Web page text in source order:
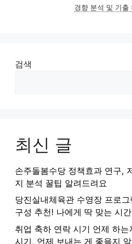
경향 분석 및 기출
검색
최신 글
손주돌봄수당 정책효과 연구,
지 분석 꿀팁 알려드려요
당진실내체육관 수영장 프로
구성 추천! 나에게 딱 맞는 시
취업 축하 연락 시기 언제 하
시기, 언제 보내는 게 좋을지